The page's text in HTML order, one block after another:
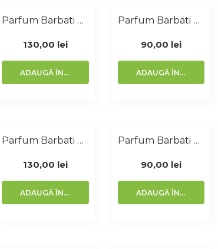
Parfum Barbati Similar Ultraviolet 100 Ml
130,00 lei
ADAUGĂ ÎN COȘ
Parfum Barbati Similar Euphoria 50 Ml
90,00 lei
ADAUGĂ ÎN COȘ
Parfum Barbati Similar Emporio 100 Ml
130,00 lei
ADAUGĂ ÎN COȘ
Parfum Barbati Similar Euphoria 50 Ml
90,00 lei
ADAUGĂ ÎN COȘ